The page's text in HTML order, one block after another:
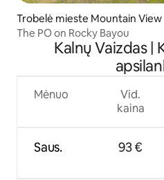
Trobelė mieste Mountain View
The PO on Rocky Bayou
Kalnų Vaizdas |
Mėnuo
Saus.
Vid.
kaina
93 €